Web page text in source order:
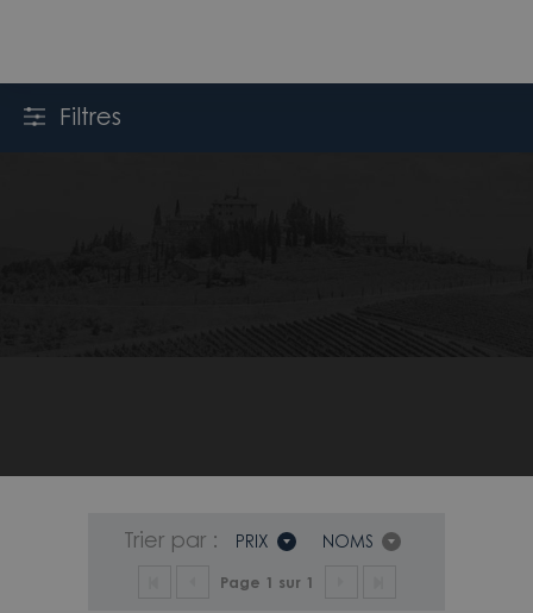
Filtres
Trier par : PRIX NOMS
Page 1 sur 1